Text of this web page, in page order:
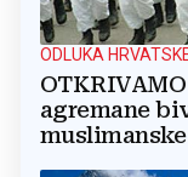
ODLUKA
agremane